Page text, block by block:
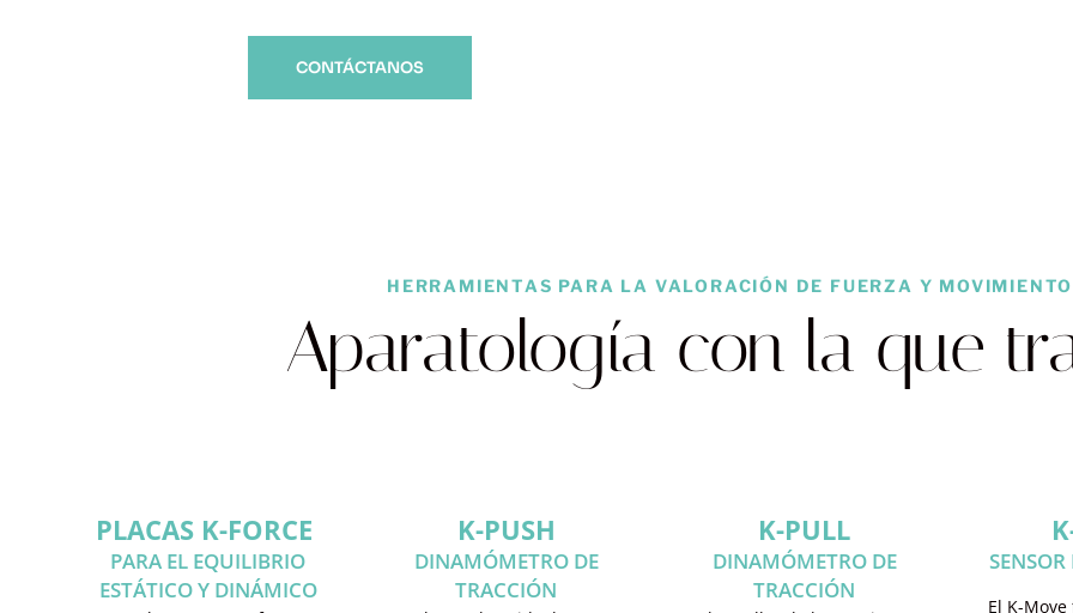
CONTÁCTANOS
HERRAMIENTAS PARA LA VALORACIÓN DE FUERZA Y
Aparatología con la que
PLACAS K-FORCE
PARA EL EQUILIBRIO
ESTÁTICO Y DINÁMICO
K-PUSH
DINAMÓMETRO DE
TRACCIÓN
K-PULL
DINAMÓMETRO DE
TRACCIÓN
El K-